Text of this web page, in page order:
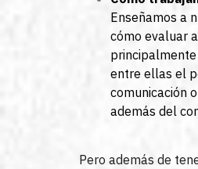
Enseñamos a
cómo evaluar
entre ellas el
comunicación
además del
Pero además de